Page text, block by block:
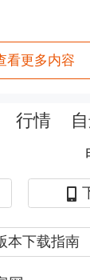
机制，马
。
根本是
，监管部
年发行
总和。”
看更多内容
行情
本下载指南